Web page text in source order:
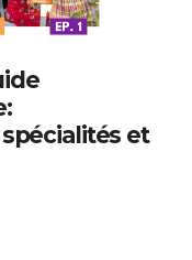
et